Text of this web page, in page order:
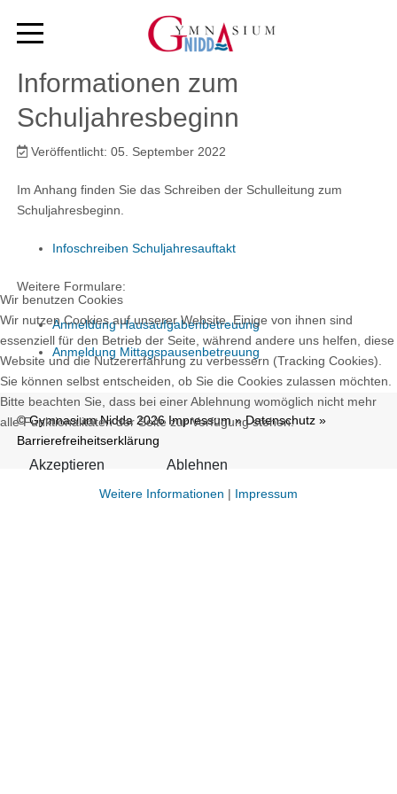
Informationen zum
Schuljahresbeginn
Veröffentlicht: 05. September 2022
Im Anhang finden Sie das Schreiben der Schulleitung zum
Schuljahresbeginn.
Infoschreiben Schuljahresauftakt
Weitere Formulare:
Anmeldung Hausaufgabenbetreuung
Anmeldung Mittagspausenbetreuung
© Gymnasium Nidda 2026 Impressum»Datenschutz »
Barrierefreiheitserklärung
Wir benutzen Cookies
Wir nutzen Cookies auf unserer Website. Einige von ihnen sind
essenziell für den Betrieb der Seite, während andere uns helfen, diese
Website und die Nutzererfahrung zu verbessern (Tracking Cookies).
Sie können selbst entscheiden, ob Sie die Cookies zulassen möchten.
Bitte beachten Sie, dass bei einer Ablehnung womöglich nicht mehr
alle Funktionalitäten der Seite zur Verfügung stehen.
Akzeptieren Ablehnen
Weitere Informationen | Impressum